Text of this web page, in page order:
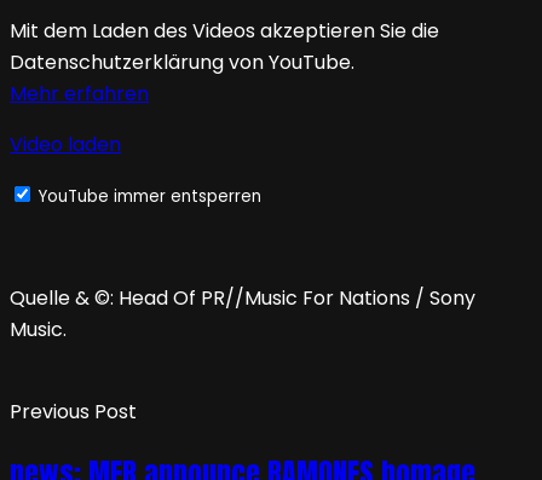
Mit dem Laden des Videos akzeptieren Sie die
Datenschutzerklärung von YouTube.
Mehr erfahren
Video laden
YouTube immer entsperren
Quelle & ©: Head Of PR//Music For Nations / Sony
Music.
Previous Post